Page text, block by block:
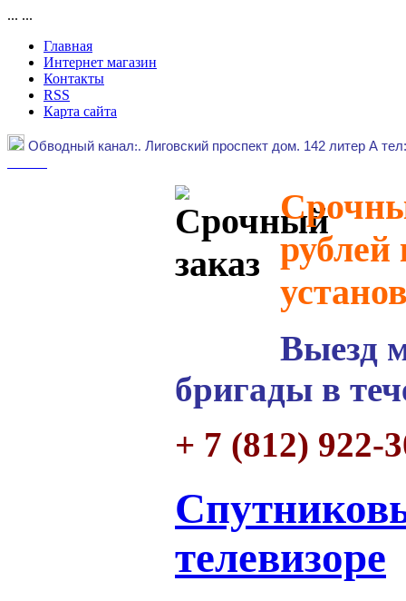
... ...
Главная
Интернет магазин
Контакты
RSS
Карта сайта
Обводный канал:. Лиговский проспект дом. 142 литер А
рублей
Выезд
бригады в
+ 7 (812) 922-
телевизоре